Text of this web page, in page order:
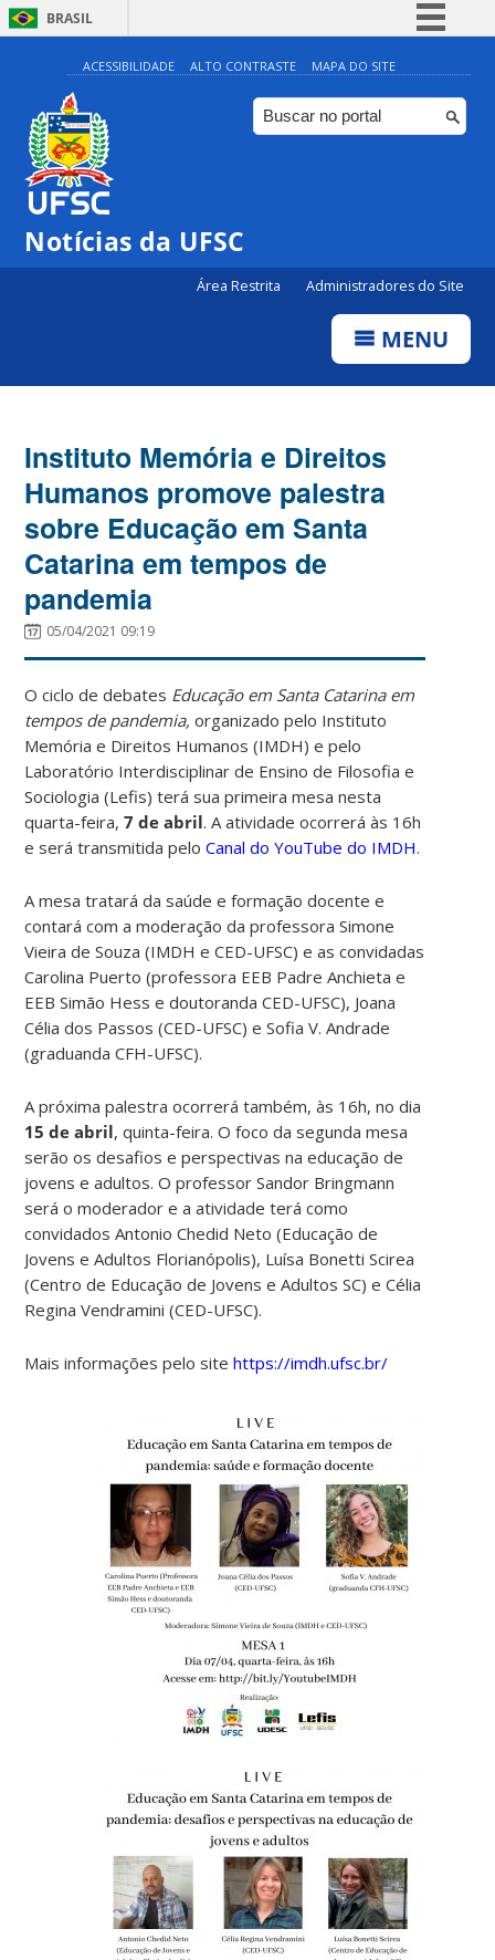
BRASIL
Simplifique!
Comunica BR
Participe
ACESSIBILIDADE ALTO CONTRASTE MAPA DO SITE
Notícias da UFSC
Área Restrita Administradores do Site
MENU
Instituto Memória e Direitos
Humanos promove palestra
sobre Educação em Santa
Catarina em tempos de
pandemia
05/04/2021 09:19
O ciclo de debates Educação em Santa Catarina em
tempos de pandemia,organizado pelo Instituto
Memória e Direitos Humanos (IMDH) e pelo
Laboratório Interdisciplinar de Ensino de Filosofia e
Sociologia (Lefis) terá sua primeira mesa nesta
quarta-feira,7 de abril. A atividade ocorrerá às 16h
e será transmitida peloCanal do YouTube do IMDH.
A mesa tratará da saúde e formação docente e
contará com a moderação da professora Simone
Vieira de Souza (IMDH e CED-UFSC) e as convidadas
Carolina Puerto (professora EEB Padre Anchieta e
EEB Simão Hess e doutoranda CED-UFSC), Joana
Célia dos Passos (CED-UFSC) e Sofia V. Andrade
(graduanda CFH-UFSC).
A próxima palestra ocorrerá também, às 16h, no dia
15 de abril, quinta-feira. O foco da segunda mesa
serão os desafios e perspectivas na educação de
jovens e adultos. O professor Sandor Bringmann
será o moderador e a atividade terá como
convidados Antonio Chedid Neto (Educação de
Jovens e Adultos Florianópolis), Luísa Bonetti Scirea
(Centro de Educação de Jovens e Adultos SC) e Célia
Regina Vendramini (CED-UFSC).
Mais informações pelo sitehttps://imdh.ufsc.br/